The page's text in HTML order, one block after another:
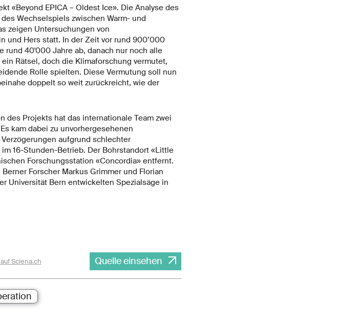
«Beyond EPICA – Oldest Ice». Die Analyse des
Wechselspiels zwischen Warm- und
zeigen Untersuchungen von
und Hers statt. In der Zeit vor rund 900’000
rund 40'000 Jahre ab, danach nur noch alle
Rätsel, doch die Klimaforschung vermutet,
Rolle spielten. Diese Vermutung soll nun
doppelt so weit zurückreicht, wie der
des Projekts hat das internationale Team zwei
kam dabei zu unvorhergesehenen
aufgrund schlechter
16-Stunden-Betrieb. Der Bohrstandort «Little
Forschungsstation «Concordia» entfernt.
Forscher Markus Grimmer und Florian
Universität Bern entwickelten Spezialsäge in
Sciena.ch Quelle einsehen